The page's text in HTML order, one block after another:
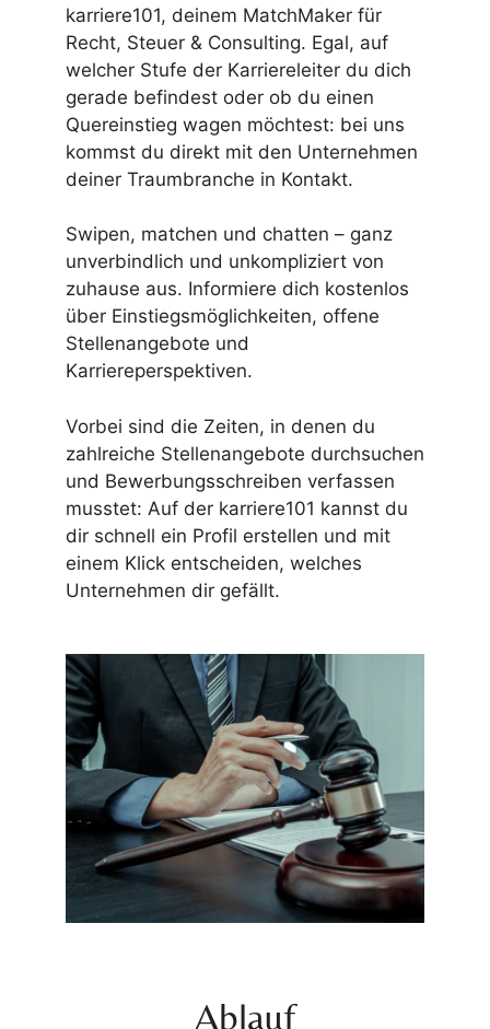
karriere101, deinem MatchMaker für
Recht, Steuer & Consulting. Egal, auf
welcher Stufe der Karriereleiter du dich
gerade befindest oder ob du einen
Quereinstieg wagen möchtest: bei uns
kommst du direkt mit den Unternehmen
deiner Traumbranche in Kontakt.
Swipen, matchen und chatten – ganz
unverbindlich und unkompliziert von
zuhause aus. Informiere dich kostenlos
über Einstiegsmöglichkeiten, offene
Stellenangebote und
Karriereperspektiven.
Vorbei sind die Zeiten, in denen du
zahlreiche Stellenangebote durchsuchen
und Bewerbungsschreiben verfassen
musstet: Auf der karriere101 kannst du
dir schnell ein Profil erstellen und mit
einem Klick entscheiden, welches
Unternehmen dir gefällt.
Ablauf